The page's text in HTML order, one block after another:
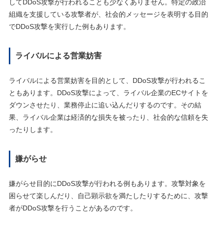
してDDoS攻撃が行われることも少なくありません。特定の政治
組織を支援している攻撃者が、社会的メッセージを表明する目的
でDDoS攻撃を実行した例もあります。
ライバルによる営業妨害
ライバルによる営業妨害を目的として、DDoS攻撃が行われるこ
ともあります。DDoS攻撃によって、ライバル企業のECサイトを
ダウンさせたり、業務停止に追い込んだりするのです。その結
果、ライバル企業は経済的な損失を被ったり、社会的な信頼を失
ったりします。
嫌がらせ
嫌がらせ目的にDDoS攻撃が行われる例もあります。攻撃対象を
困らせて楽しんだり、自己顕示欲を満たしたりするために、攻撃
者がDDoS攻撃を行うことがあるのです。